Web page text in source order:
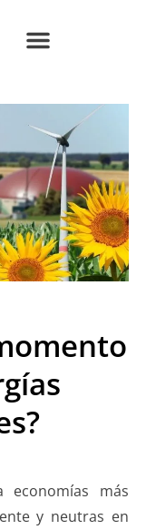
economías más
y neutras en